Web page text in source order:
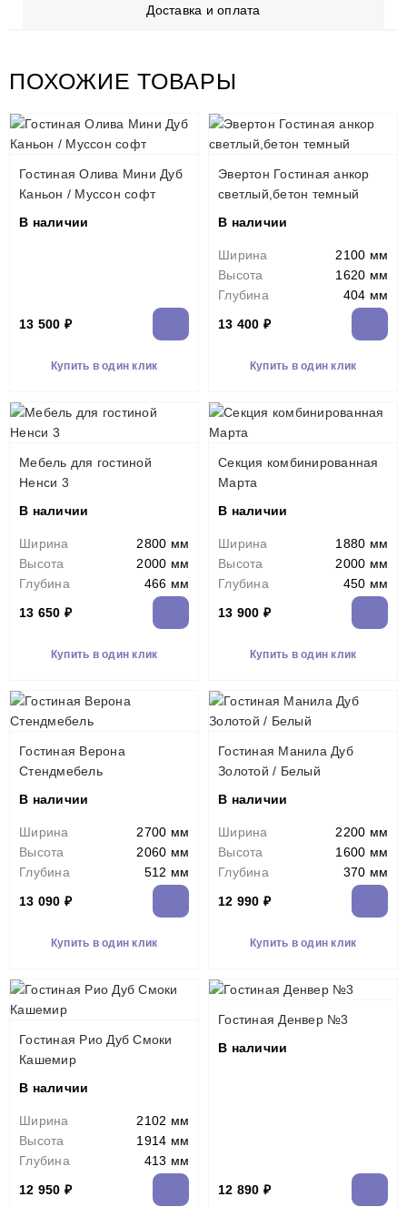
Доставка и оплата
ПОХОЖИЕ ТОВАРЫ
Гостиная Олива Мини Дуб
Каньон / Муссон софт
В наличии
13 500 ₽
Купить в один клик
Эвертон Гостиная анкор
светлый,бетон темный
В наличии
Ширина
2100 мм
Высота
1620 мм
Глубина
404 мм
13 400 ₽
Купить в один клик
Мебель для гостиной
Ненси 3
В наличии
Ширина
2800 мм
Высота
2000 мм
Глубина
466 мм
13 650 ₽
Купить в один клик
Секция комбинированная
Марта
В наличии
Ширина
1880 мм
Высота
2000 мм
Глубина
450 мм
13 900 ₽
Купить в один клик
Гостиная Верона
Стендмебель
В наличии
Ширина
2700 мм
Высота
2060 мм
Глубина
512 мм
13 090 ₽
Купить в один клик
Гостиная Манила Дуб
Золотой / Белый
В наличии
Ширина
2200 мм
Высота
1600 мм
Глубина
370 мм
12 990 ₽
Купить в один клик
Гостиная Рио Дуб Смоки
Кашемир
В наличии
Ширина
2102 мм
Высота
1914 мм
Глубина
413 мм
12 950 ₽
Гостиная Денвер №3
В наличии
12 890 ₽